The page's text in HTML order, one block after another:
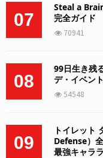
07
Steal a
完全ガイド
70941
08
99日生き残
デ・イベン
54548
09
トイレット
Defense）
最強キャラ